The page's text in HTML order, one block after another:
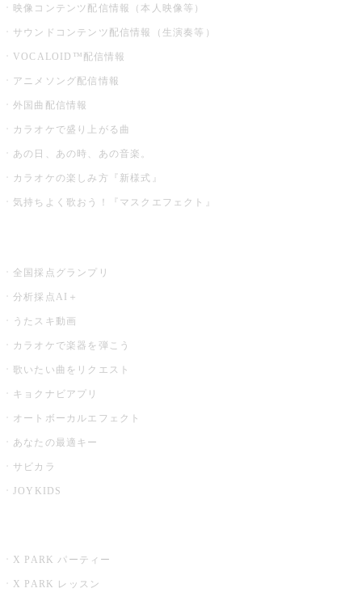
映像コンテンツ配信情報（本人映像等）
サウンドコンテンツ配信情報（生演奏等）
VOCALOID™配信情報
アニメソング配信情報
外国曲配信情報
カラオケで盛り上がる曲
あの日、あの時、あの音楽。
カラオケの楽しみ方『新様式』
気持ちよく歌おう！『マスクエフェクト』
全国採点グランプリ
分析採点AI＋
うたスキ動画
カラオケで楽器を弾こう
歌いたい曲をリクエスト
キョクナビアプリ
オートボーカルエフェクト
あなたの最適キー
サビカラ
JOYKIDS
X PARK パーティー
X PARK レッスン